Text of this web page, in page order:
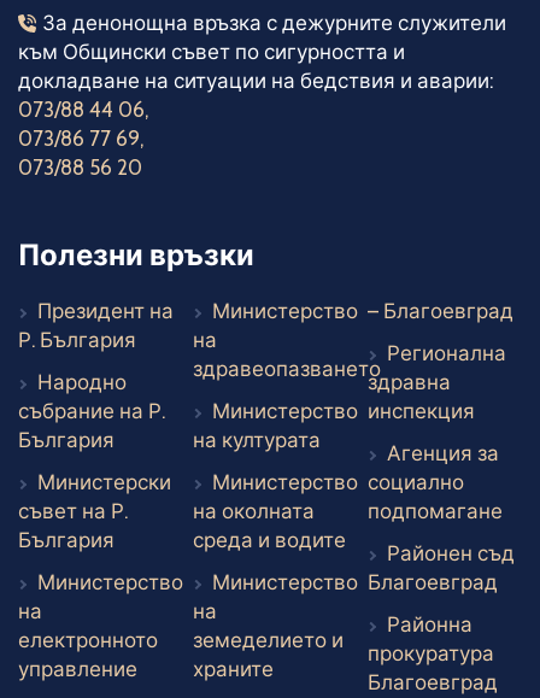
Телефони за денонощна връзка
За денонощна връзка с дежурните служители
към Общински съвет по сигурността и
докладване на ситуации на бедствия и аварии:
073/88 44 06,
073/86 77 69,
073/88 56 20
Полезни връзки
Президент на
Р. България Външен линк
Народно
събрание на Р.
България Външен линк
Министерски
съвет на Р.
България Външен линк
Министерство
на
електронното
управление Външен линк
Министерство
на
здравеопазването
Външен линк
Министерство
на културата Външен линк
Министерство
на околната
среда и водите Външен линк
Министерство
на
земеделието и
храните Външен линк
– Благоевград
Регионална
здравна
инспекция
Агенция за
социално
подпомагане
Районен съд
Благоевград
Районна
прокуратура
Благоевград